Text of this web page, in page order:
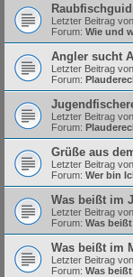
Letzter Beitrag von
Forum: Wie und
Angler sucht
Letzter Beitrag von
Forum:
Letzter Beitrag von
Forum:
Grüße aus
Letzter Beitrag von
Forum: Wer bin
Was beißt im
Letzter Beitrag von
Forum: Was
Was beißt im
Letzter Beitrag von
Forum: Was